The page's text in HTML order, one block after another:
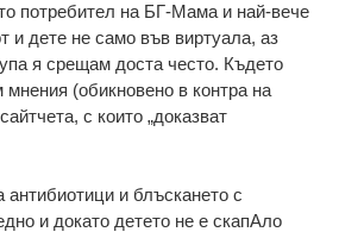
потребител на БГ-Мама и най-вече
и дете не само във виртуала, аз
я срещам доста често. Където
мнения (обикновено в контра на
с които „доказват
антибиотици и блъскането с
и докато детето не е скапАло